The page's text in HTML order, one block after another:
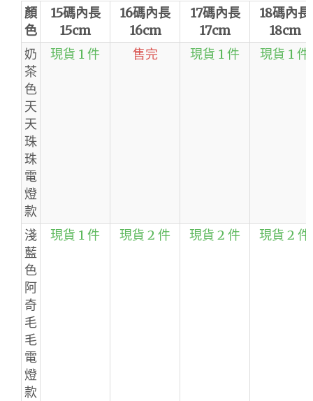
顏
色
15碼內長
15cm
16碼內長
16cm
17碼內長
17cm
18碼內長
18cm
奶
茶
色
天
天
珠
珠
電
燈
款
現貨 1 件 售完 現貨 1 件 現貨 1 件
淺
藍
色
阿
奇
毛
毛
電
燈
款
現貨 1 件 現貨 2 件 現貨 2 件 現貨 2 件